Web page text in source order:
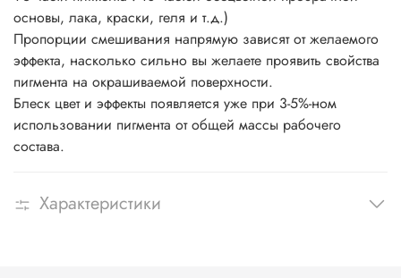
основы, лака, краски, геля и т.д.)
Пропорции смешивания напрямую зависят от желаемого
эффекта, насколько сильно вы желаете проявить свойства
пигмента на окрашиваемой поверхности.
Блеск цвет и эффекты появляется уже при 3-5%-ном
использовании пигмента от общей массы рабочего
состава.
Характеристики